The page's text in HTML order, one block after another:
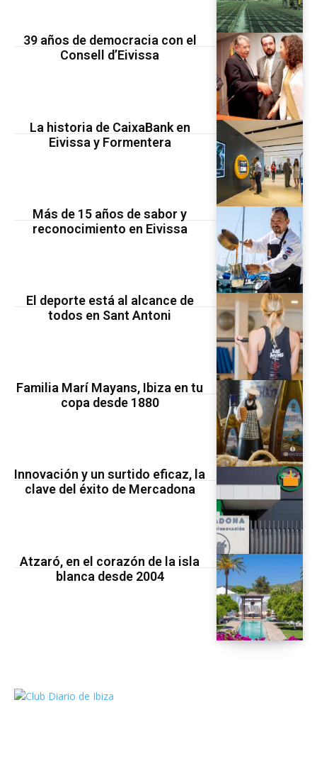
39 años de democracia con el
Consell d’Eivissa
La historia de CaixaBank en
Eivissa y Formentera
Más de 15 años de sabor y
reconocimiento en Eivissa
El deporte está al alcance de
todos en Sant Antoni
Familia Marí Mayans, Ibiza en tu
copa desde 1880
Innovación y un surtido eficaz, la
clave del éxito de Mercadona
Atzaró, en el corazón de la isla
blanca desde 2004